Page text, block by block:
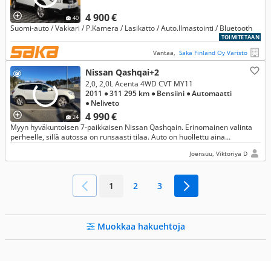
40 4 900 €
Suomi-auto / Vakkari / P.Kamera / Lasikatto / Auto.Ilmastointi / Bluetooth
TOIMITETAAN
Vantaa, Saka Finland Oy Varisto
24
Nissan Qashqai+2
4 990 €
2,0, 2,0L Acenta 4WD CVT MY11
2011 ● 311 295 km ● Bensiini ● Automaatti
● Neliveto
Myyn hyväkuntoisen 7-paikkaisen Nissan Qashqain. Erinomainen valinta
perheelle, sillä autossa on runsaasti tilaa. Auto on huollettu aina
Joensuu, Viktoriya D
1 2 3
Muokkaa hakuehtoja